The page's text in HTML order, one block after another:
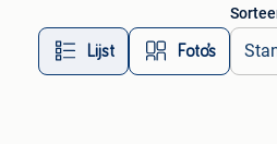
Lijst Foto’s